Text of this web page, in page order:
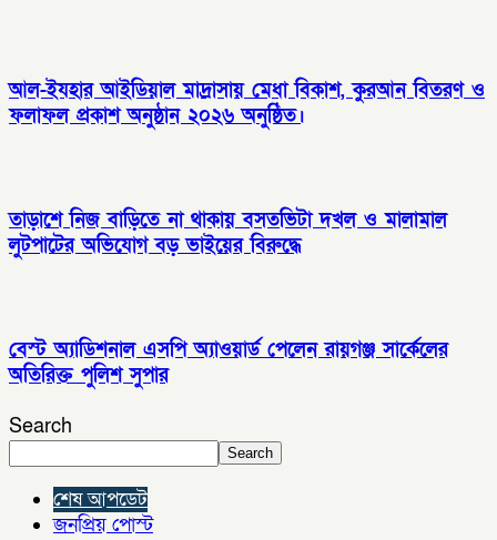
আল-ইযহার আইডিয়াল মাদ্রাসায় মেধা বিকাশ, কুরআন বিতরণ ও
ফলাফল প্রকাশ অনুষ্ঠান ২০২৬ অনুষ্ঠিত।
তাড়াশে নিজ বাড়িতে না থাকায় বসতভিটা দখল ও মালামাল
লুটপাটের অভিযোগ বড় ভাইয়ের বিরুদ্ধে
বেস্ট অ্যাডিশনাল এসপি অ্যাওয়ার্ড পেলেন রায়গঞ্জ সার্কেলের
অতিরিক্ত পুলিশ সুপার
Search
Search
শেষ আপডেট
জনপ্রিয় পোস্ট